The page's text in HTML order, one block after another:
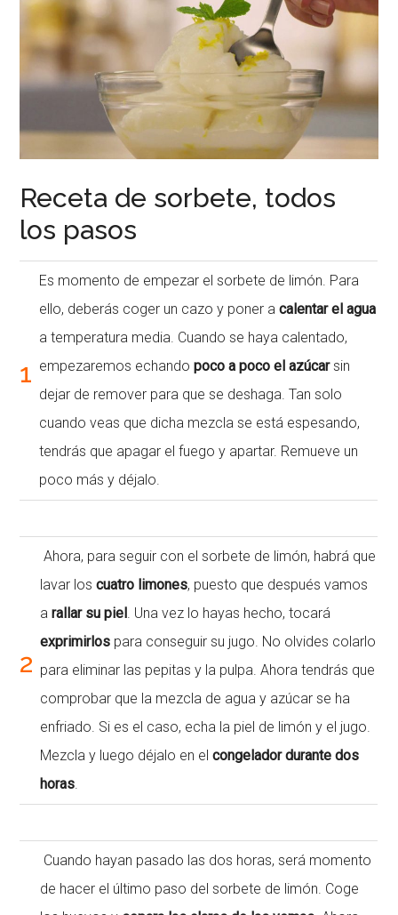
Receta de sorbete, todos
los pasos
1
Es momento de empezar el sorbete de limón. Para
ello, deberás coger un cazo y poner a calentar el agua
a temperatura media. Cuando se haya calentado,
empezaremos echandopoco a poco el azúcarsin
dejar de remover para que se deshaga. Tan solo
cuando veas que dicha mezcla se está espesando,
tendrás que apagar el fuego y apartar. Remueve un
poco más y déjalo.
2
Ahora, para seguir con el sorbete de limón, habrá que
lavar loscuatro limones, puesto que después vamos
arallar su piel. Una vez lo hayas hecho, tocará
exprimirlos para conseguir su jugo. No olvides colarlo
para eliminar las pepitas y la pulpa. Ahora tendrás que
comprobar que la mezcla de agua y azúcar se ha
enfriado. Si es el caso, echa la piel de limón y el jugo.
Mezcla y luego déjalo en elcongelador durante dos
horas.
Cuando hayan pasado las dos horas, será momento
de hacer el último paso del sorbete de limón. Coge